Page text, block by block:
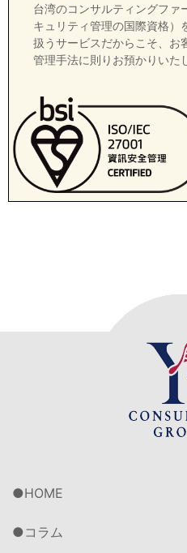
台湾のコンサルティングファ
キュリティ管理の国際資格）
扱うサービスだからこそ、お
管理手法に則りお預かりいた
HOME
コラム